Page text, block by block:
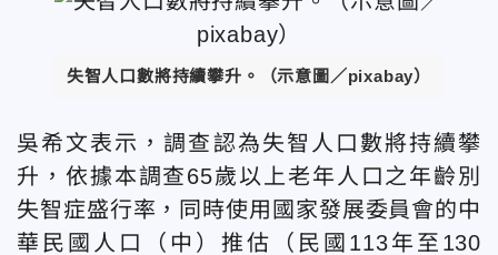
失智人口數將持續攀升。（示意圖／pixabay）
吳希文表示，調查認為失智人口數將持續攀
升，依據本調查65歲以上老年人口之年齡別
失智症盛行率，同時使用國家發展委員會的中
華民國人口（中）推估（民國113年至130